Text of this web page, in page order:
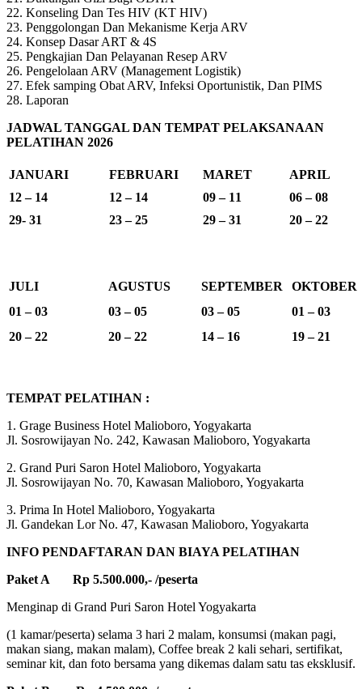
22. Konseling Dan Tes HIV (KT HIV)
23. Penggolongan Dan Mekanisme Kerja ARV
24. Konsep Dasar ART & 4S
25. Pengkajian Dan Pelayanan Resep ARV
26. Pengelolaan ARV (Management Logistik)
27. Efek samping Obat ARV, Infeksi Oportunistik, Dan PIMS
28. Laporan
JADWAL TANGGAL DAN TEMPAT PELAKSANAAN
PELATIHAN 2026
JANUARI FEBRUARI MARET
APRIL
12 – 14
12 – 14 09 – 11
06 – 08
29- 31
23 – 25 29 – 31 20 – 22
JULI AGUSTUS SEPTEMBER
OKTOBER
01 – 03
03 – 05 03 – 05
01 – 03
20 – 22
20 – 22 14 – 16 19 – 21
TEMPAT PELATIHAN :
1. Grage Business Hotel Malioboro, Yogyakarta
Jl. Sosrowijayan No. 242, Kawasan Malioboro, Yogyakarta
2. Grand Puri Saron Hotel Malioboro, Yogyakarta
Jl. Sosrowijayan No. 70, Kawasan Malioboro, Yogyakarta
3. Prima In Hotel Malioboro, Yogyakarta
Jl. Gandekan Lor No. 47, Kawasan Malioboro, Yogyakarta
INFO PENDAFTARAN DAN BIAYA PELATIHAN
Paket A Rp 5.500.000,- /peserta
Menginap di Grand Puri Saron Hotel Yogyakarta
(1 kamar/peserta) selama 3 hari 2 malam, konsumsi (makan pagi,
makan siang, makan malam), Coffee break 2 kali sehari, sertifikat,
seminar kit, dan foto bersama yang dikemas dalam satu tas eksklusif.